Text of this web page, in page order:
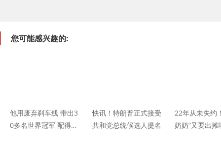
您可能感兴趣的:
他用废弃刹车线 带出3
0多名世界冠军 配得上
快讯！特朗普正式接受
共和党总统候选人提名
22年从未失约
奶奶”又要出摊